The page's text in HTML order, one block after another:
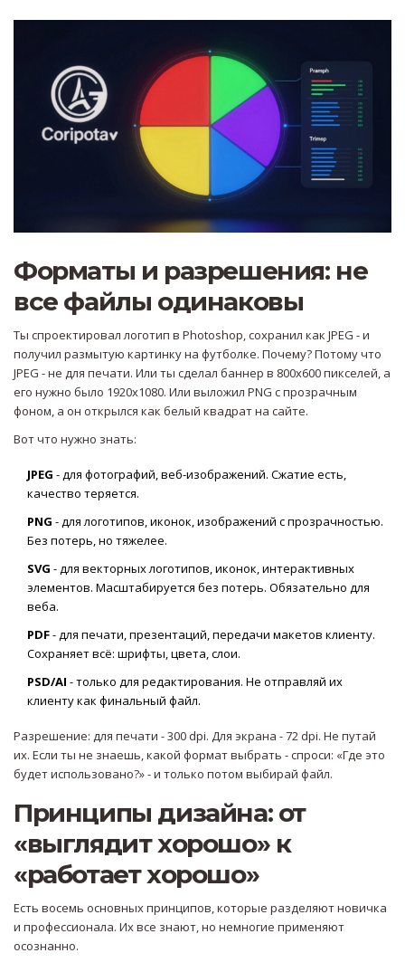
Форматы и разрешения: не
все файлы одинаковы
Ты спроектировал логотип в Photoshop, сохранил как JPEG - и
получил размытую картинку на футболке. Почему? Потому что
JPEG - не для печати. Или ты сделал баннер в 800x600 пикселей, а
его нужно было 1920x1080. Или выложил PNG с прозрачным
фоном, а он открылся как белый квадрат на сайте.
Вот что нужно знать:
JPEG - для фотографий, веб-изображений. Сжатие есть,
качество теряется.
PNG - для логотипов, иконок, изображений с прозрачностью.
Без потерь, но тяжелее.
SVG - для векторных логотипов, иконок, интерактивных
элементов. Масштабируется без потерь. Обязательно для
веба.
PDF- для печати, презентаций, передачи макетов клиенту.
Сохраняет всё: шрифты, цвета, слои.
PSD/AI - только для редактирования. Не отправляй их
клиенту как финальный файл.
Разрешение: для печати - 300 dpi. Для экрана - 72 dpi. Не путай
их. Если ты не знаешь, какой формат выбрать - спроси: «Где это
будет использовано?» - и только потом выбирай файл.
Принципы дизайна: от
«выглядит хорошо» к
«работает хорошо»
Есть восемь основных принципов, которые разделяют новичка
и профессионала. Их все знают, но немногие применяют
осознанно.